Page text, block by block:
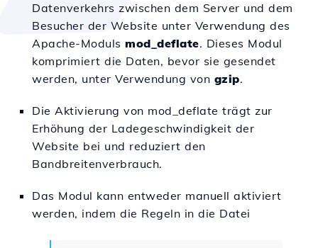
Datenverkehrs zwischen dem Server und dem
Besucher der Website unter Verwendung des
Apache-Moduls mod_deflate. Dieses Modul
komprimiert die Daten, bevor sie gesendet
werden, unter Verwendung von gzip.
Die Aktivierung von mod_deflate trägt zur
Erhöhung der Ladegeschwindigkeit der
Website bei und reduziert den
Bandbreitenverbrauch.
Das Modul kann entweder manuell aktiviert
werden, indem die Regeln in die Datei